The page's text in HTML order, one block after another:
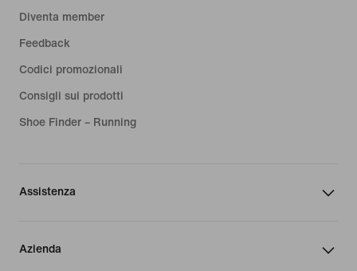
Diventa member
Feedback
Codici promozionali
Consigli sui prodotti
Shoe Finder – Running
Assistenza
Azienda